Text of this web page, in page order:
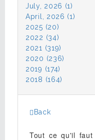
July, 2026 (1)
April, 2026 (1)
2025 (20)
2022 (34)
2021 (319)
2020 (236)
2019 (174)
2018 (164)
Back
Tout ce qu'il